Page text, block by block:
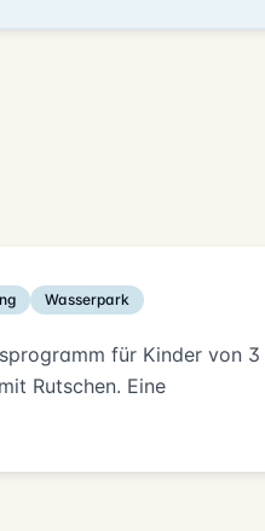
Wasserpark
für Kinder von 3
Rutschen. Eine